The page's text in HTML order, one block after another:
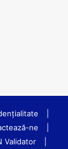
ne
Validator